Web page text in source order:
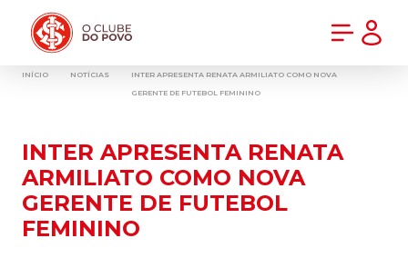
INÍCIO NOTÍCIAS
INTER APRESENTA RENATA ARMILIATO COMO NOVA
GERENTE DE FUTEBOL FEMININO
INTER APRESENTA RENATA
ARMILIATO COMO NOVA
GERENTE DE FUTEBOL
FEMININO